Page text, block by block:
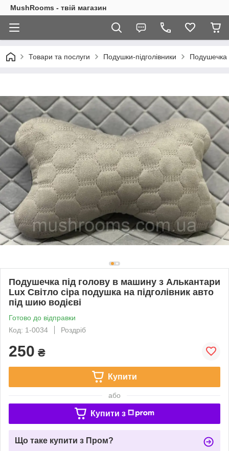
MushRooms - твій магазин
Товари та послуги Подушки-підголівники Подушечка
Подушечка під голову в машину з Алькантари
Lux Світло сіра подушка на підголівник авто
під шию водієві
Готово до відправки
Код: 1-0034
Роздріб
250 ₴
Купити
або
Купити з
Що таке купити з Пром?